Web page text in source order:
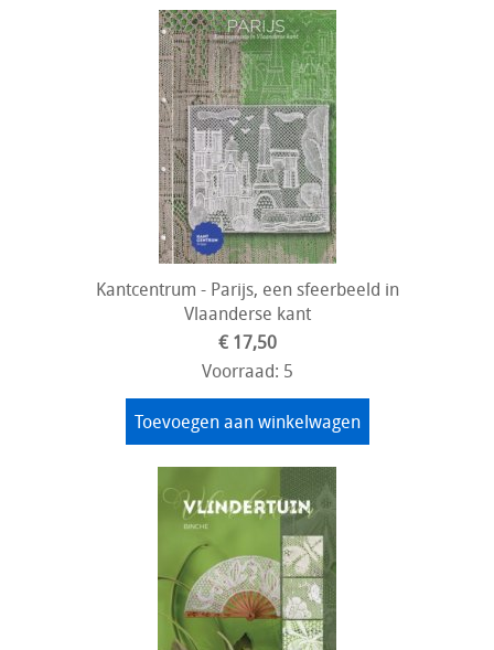
Kantcentrum - Parijs, een sfeerbeeld in
Vlaanderse kant
€ 17,50
Voorraad: 5
Toevoegen aan winkelwagen